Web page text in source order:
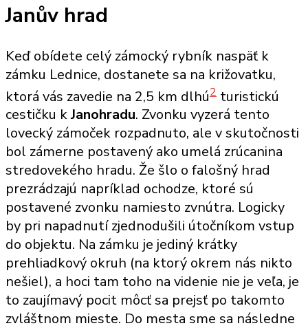
Janův hrad
Keď obídete celý zámocký rybník naspäť k
zámku Lednice, dostanete sa na križovatku,
ktorá vás zavedie na 2,5 km dlhú2 turistickú
cestičku kJanohradu. Zvonku vyzerá tento
lovecký zámoček rozpadnuto, ale v skutočnosti
bol zámerne postavený ako umelá zrúcanina
stredovekého hradu. Že šlo o falošný hrad
prezrádzajú napríklad ochodze, ktoré sú
postavené zvonku namiesto zvnútra. Logicky
by pri napadnutí zjednodušili útočníkom vstup
do objektu. Na zámku je jediný krátky
prehliadkový okruh (na ktorý okrem nás nikto
nešiel), a hoci tam toho na videnie nie je veľa, je
to zaujímavý pocit môcť sa prejsť po takomto
zvláštnom mieste. Do mesta sme sa následne